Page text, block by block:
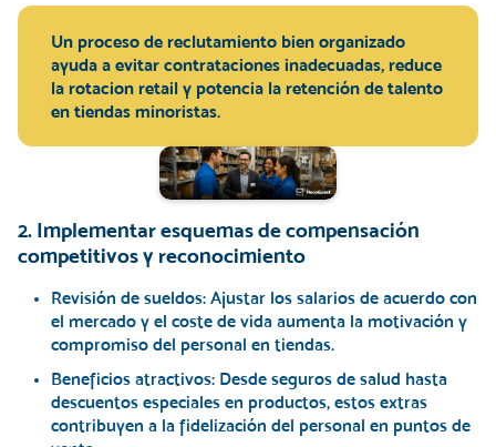
Un proceso de reclutamiento bien organizado
ayuda a evitar contrataciones inadecuadas, reduce
la rotacion retail y potencia la retención de talento
en tiendas minoristas.
2. Implementar esquemas de compensación
competitivos y reconocimiento
Revisión de sueldos: Ajustar los salarios de acuerdo con
el mercado y el coste de vida aumenta la motivación y
compromiso del personal en tiendas.
Beneficios atractivos: Desde seguros de salud hasta
descuentos especiales en productos, estos extras
contribuyen a la fidelización del personal en puntos de